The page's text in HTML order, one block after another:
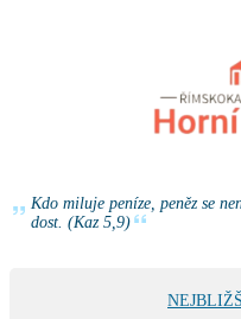
Kdo miluje peníze, peněz se
dost. (Kaz 5,9)